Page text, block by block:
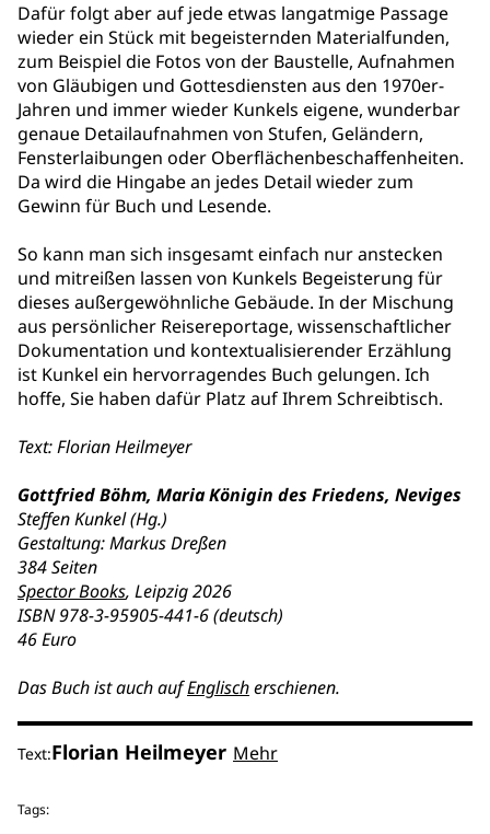
Dafür folgt aber auf jede etwas langatmige Passage
wieder ein Stück mit begeisternden Materialfunden,
zum Beispiel die Fotos von der Baustelle, Aufnahmen
von Gläubigen und Gottesdiensten aus den 1970er-
Jahren und immer wieder Kunkels eigene, wunderbar
genaue Detailaufnahmen von Stufen, Geländern,
Fensterlaibungen oder Oberflächenbeschaffenheiten.
Da wird die Hingabe an jedes Detail wieder zum
Gewinn für Buch und Lesende.
So kann man sich insgesamt einfach nur anstecken
und mitreißen lassen von Kunkels Begeisterung für
dieses außergewöhnliche Gebäude. In der Mischung
aus persönlicher Reisereportage, wissenschaftlicher
Dokumentation und kontextualisierender Erzählung
ist Kunkel ein hervorragendes Buch gelungen. Ich
hoffe, Sie haben dafür Platz auf Ihrem Schreibtisch.
Text: Florian Heilmeyer
Gottfried Böhm, Maria Königin des Friedens, Neviges
Steffen Kunkel (Hg.)
Gestaltung: Markus Dreßen
384 Seiten
Spector Books, Leipzig 2026
ISBN 978-3-95905-441-6 (deutsch)
46 Euro
Das Buch ist auch aufEnglischerschienen.
Text:Florian Heilmeyer Mehr
Tags: